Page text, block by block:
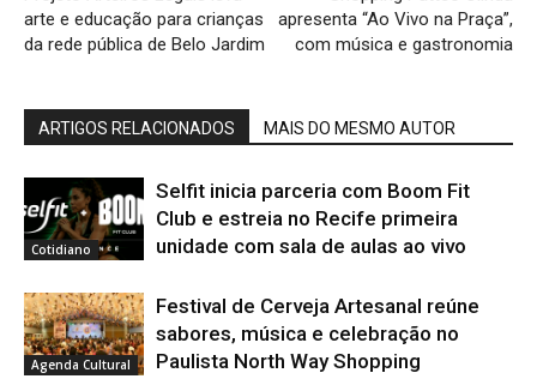
arte e educação para crianças
da rede pública de Belo Jardim
apresenta “Ao Vivo na Praça”,
com música e gastronomia
ARTIGOS RELACIONADOS MAIS DO MESMO AUTOR
Cotidiano
Selfit inicia parceria com Boom Fit
Club e estreia no Recife primeira
unidade com sala de aulas ao vivo
Agenda Cultural
Festival de Cerveja Artesanal reúne
sabores, música e celebração no
Paulista North Way Shopping